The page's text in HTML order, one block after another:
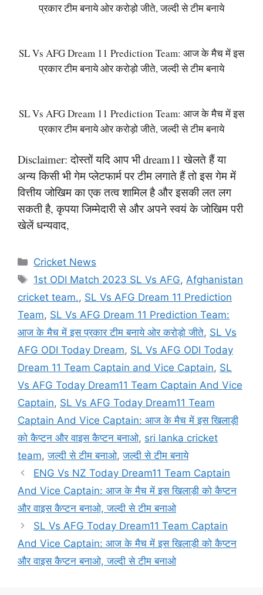
प्रकार टीम बनाये ओर करोड़ो जीते, जल्दी से टीम बनाये
SL Vs AFG Dream 11 Prediction Team: आज के मैच में इस
प्रकार टीम बनाये ओर करोड़ो जीते, जल्दी से टीम बनाये
SL Vs AFG Dream 11 Prediction Team: आज के मैच में इस
प्रकार टीम बनाये ओर करोड़ो जीते, जल्दी से टीम बनाये
Disclaimer: दोस्तों यदि आप भी dream11 खेलते हैं या
अन्य किसी भी गेम प्लेटफार्म पर टीम लगाते हैं तो इस गेम में
वित्तीय जोखिम का एक तत्व शामिल है और इसकी लत लग
सकती है, कृपया जिम्मेदारी से और अपने स्वयं के जोखिम परी
खेलें धन्यवाद,
Categories
Cricket News
Tags
1st ODI Match 2023 SL Vs AFG,Afghanistan
cricket team., SL Vs AFG Dream 11 Prediction
Team, SL Vs AFG Dream 11 Prediction Team:
आज के मैच में इस प्रकार टीम बनाये ओर करोड़ो जीते, SL Vs
AFG ODI Today Dream, SL Vs AFG ODI Today
Dream 11 Team Captain and Vice Captain, SL
Vs AFG Today Dream11 Team Captain And Vice
Captain, SL Vs AFG Today Dream11 Team
Captain And Vice Captain: आज के मैच में इस खिलाड़ी
को कैप्टन और वाइस कैप्टन बनाओ, sri lanka cricket
team,जल्दी से टीम बनाओ,जल्दी से टीम बनाये
ENG Vs NZ Today Dream11 Team Captain
And Vice Captain: आज के मैच में इस खिलाड़ी को कैप्टन
और वाइस कैप्टन बनाओ, जल्दी से टीम बनाओ
SL Vs AFG Today Dream11 Team Captain
And Vice Captain: आज के मैच में इस खिलाड़ी को कैप्टन
और वाइस कैप्टन बनाओ, जल्दी से टीम बनाओ